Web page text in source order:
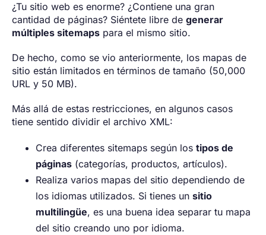
¿Tu sitio web es enorme? ¿Contiene una gran
cantidad de páginas? Siéntete libre de generar
múltiples sitemaps para el mismo sitio.
De hecho, como se vio anteriormente, los mapas de
sitio están limitados en términos de tamaño (50,000
URL y 50 MB).
Más allá de estas restricciones, en algunos casos
tiene sentido dividir el archivo XML:
Crea diferentes sitemaps según los tipos de
páginas (categorías, productos, artículos).
Realiza varios mapas del sitio dependiendo de
los idiomas utilizados. Si tienes un sitio
multilingüe, es una buena idea separar tu mapa
del sitio creando uno por idioma.